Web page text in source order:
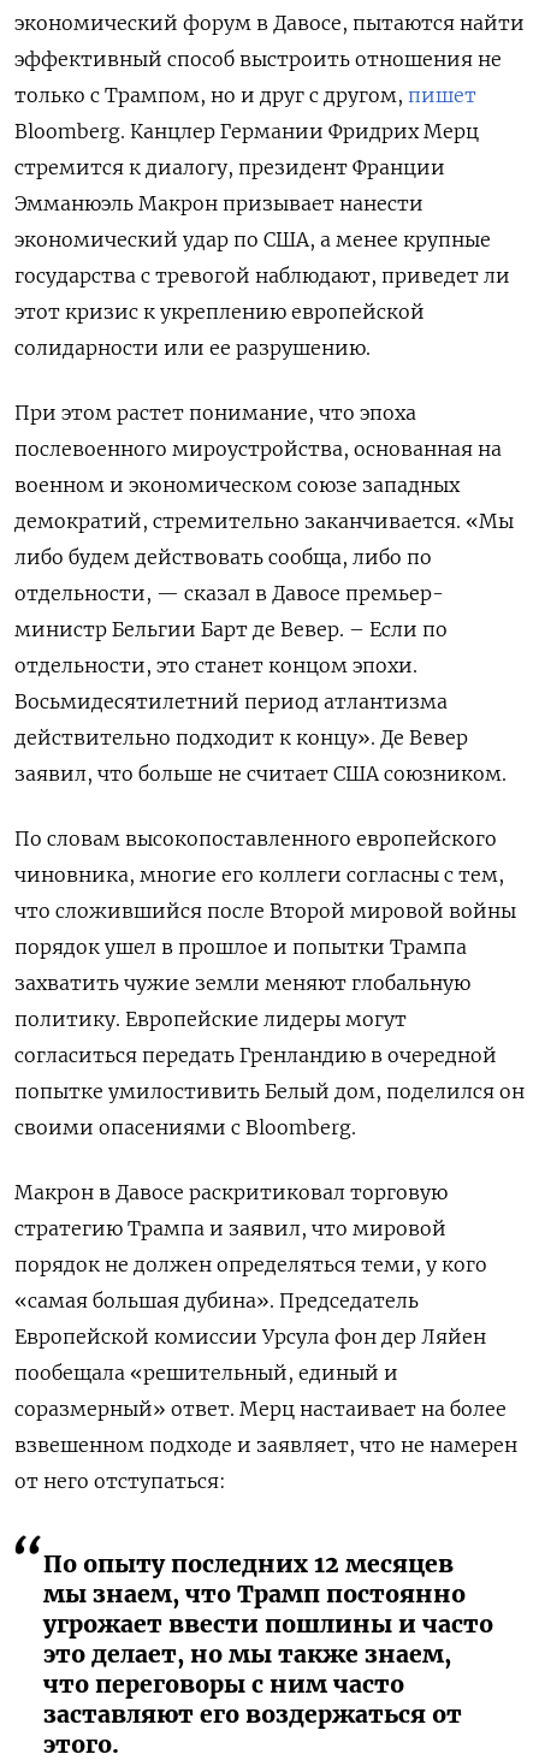
экономический форум в Давосе, пытаются найти
эффективный способ выстроить отношения не
только с Трампом, но и друг с другом, пишет
Bloomberg. Канцлер Германии Фридрих Мерц
стремится к диалогу, президент Франции
Эмманюэль Макрон призывает нанести
экономический удар по США, а менее крупные
государства с тревогой наблюдают, приведет ли
этот кризис к укреплению европейской
солидарности или ее разрушению.
При этом растет понимание, что эпоха
послевоенного мироустройства, основанная на
военном и экономическом союзе западных
демократий, стремительно заканчивается. «Мы
либо будем действовать сообща, либо по
отдельности, — сказал в Давосе премьер-
министр Бельгии Барт де Вевер. – Если по
отдельности, это станет концом эпохи.
Восьмидесятилетний период атлантизма
действительно подходит к концу». Де Вевер
заявил, что больше не считает США союзником.
По словам высокопоставленного европейского
чиновника, многие его коллеги согласны с тем,
что сложившийся после Второй мировой войны
порядок ушел в прошлое и попытки Трампа
захватить чужие земли меняют глобальную
политику. Европейские лидеры могут
согласиться передать Гренландию в очередной
попытке умилостивить Белый дом, поделился он
своими опасениями с Bloomberg.
Макрон в Давосе раскритиковал торговую
стратегию Трампа и заявил, что мировой
порядок не должен определяться теми, у кого
«самая большая дубина». Председатель
Европейской комиссии Урсула фон дер Ляйен
пообещала «решительный, единый и
соразмерный» ответ. Мерц настаивает на более
взвешенном подходе и заявляет, что не намерен
от него отступаться:
По опыту последних 12 месяцев
мы знаем, что Трамп постоянно
угрожает ввести пошлины и часто
это делает, но мы также знаем,
что переговоры с ним часто
заставляют его воздержаться от
этого.